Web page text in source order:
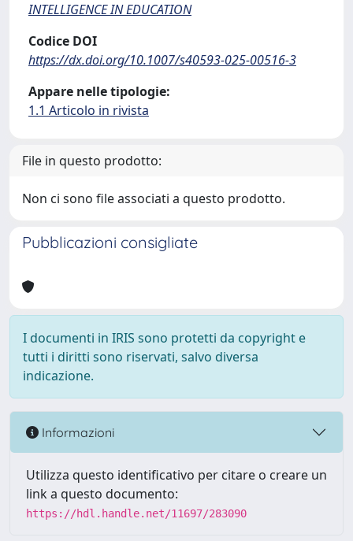
INTELLIGENCE IN EDUCATION
Codice DOI
https://dx.doi.org/10.1007/s40593-025-00516-3
Appare nelle tipologie:
1.1 Articolo in rivista
File in questo prodotto:
Non ci sono file associati a questo prodotto.
Pubblicazioni consigliate
I documenti in IRIS sono protetti da copyright e
tutti i diritti sono riservati, salvo diversa
indicazione.
Informazioni
Utilizza questo identificativo per citare o creare un
link a questo documento:
https://hdl.handle.net/11697/283090